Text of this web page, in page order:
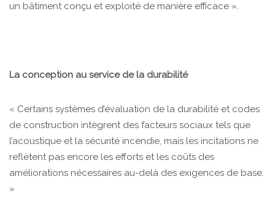
un bâtiment conçu et exploité de manière efficace ».
La conception au service de la durabilité
« Certains systèmes d’évaluation de la durabilité et codes
de construction intègrent des facteurs sociaux tels que
l’acoustique et la sécurité incendie, mais les incitations ne
reflètent pas encore les efforts et les coûts des
améliorations nécessaires au-delà des exigences de base.
»